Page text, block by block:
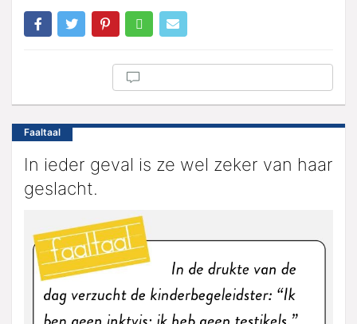
Faaltaal
In ieder geval is ze wel zeker van haar
geslacht.